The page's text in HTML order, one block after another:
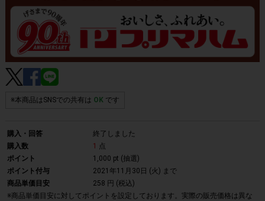
※本商品はSNSでの共有は OKです
購入・回答
終了しました
購入数
1
点
ポイント
1,000 pt (抽選)
ポイント付与
2021年11月30日 (火) まで
商品単価目安
258 円 (税込)
※商品単価目安に対してポイントを設定しております。実際の販売価格は異な